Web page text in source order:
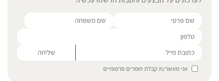
Please leave this field empty.
אני מאשר/ת קבלת חומרים פרסומיים